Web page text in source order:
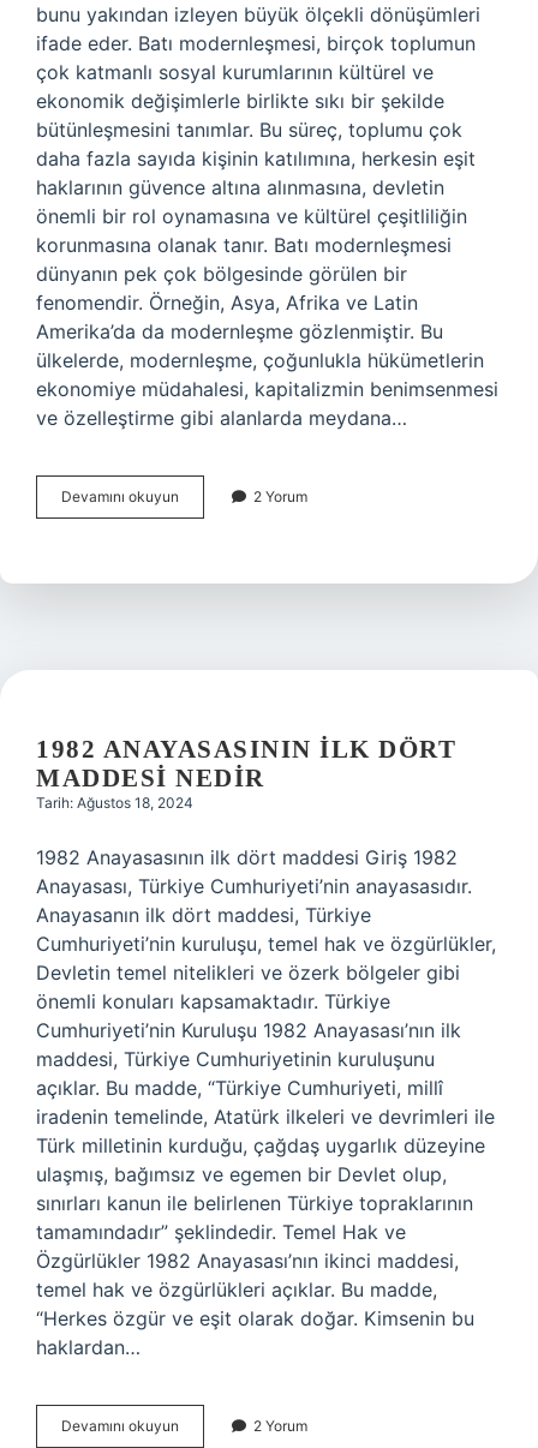
bunu yakından izleyen büyük ölçekli dönüşümleri
ifade eder. Batı modernleşmesi, birçok toplumun
çok katmanlı sosyal kurumlarının kültürel ve
ekonomik değişimlerle birlikte sıkı bir şekilde
bütünleşmesini tanımlar. Bu süreç, toplumu çok
daha fazla sayıda kişinin katılımına, herkesin eşit
haklarının güvence altına alınmasına, devletin
önemli bir rol oynamasına ve kültürel çeşitliliğin
korunmasına olanak tanır. Batı modernleşmesi
dünyanın pek çok bölgesinde görülen bir
fenomendir. Örneğin, Asya, Afrika ve Latin
Amerika’da da modernleşme gözlenmiştir. Bu
ülkelerde, modernleşme, çoğunlukla hükümetlerin
ekonomiye müdahalesi, kapitalizmin benimsenmesi
ve özelleştirme gibi alanlarda meydana…
Devamını okuyun
modernleşmesi
2 Yorum
1982 ANAYASASININ ILK DÖRT
MADDESI NEDIR
Tarih: Ağustos 18, 2024
1982 Anayasasının ilk dört maddesi Giriş 1982
Anayasası, Türkiye Cumhuriyeti’nin anayasasıdır.
Anayasanın ilk dört maddesi, Türkiye
Cumhuriyeti’nin kuruluşu, temel hak ve özgürlükler,
Devletin temel nitelikleri ve özerk bölgeler gibi
önemli konuları kapsamaktadır. Türkiye
Cumhuriyeti’nin Kuruluşu 1982 Anayasası’nın ilk
maddesi, Türkiye Cumhuriyetinin kuruluşunu
açıklar. Bu madde, “Türkiye Cumhuriyeti, millî
iradenin temelinde, Atatürk ilkeleri ve devrimleri ile
Türk milletinin kurduğu, çağdaş uygarlık düzeyine
ulaşmış, bağımsız ve egemen bir Devlet olup,
sınırları kanun ile belirlenen Türkiye topraklarının
tamamındadır” şeklindedir. Temel Hak ve
Özgürlükler 1982 Anayasası’nın ikinci maddesi,
temel hak ve özgürlükleri açıklar. Bu madde,
“Herkes özgür ve eşit olarak doğar. Kimsenin bu
haklardan…
Devamını okuyun 2 Yorum